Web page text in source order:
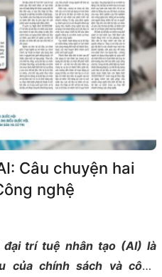
Câu chuyện hai
nghệ
trí tuệ nhân tạo (AI) là
của chính sách và công